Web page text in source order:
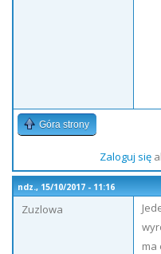
Góra strony
Zaloguj się
ndz., 15/10/2017 - 11:16
Zuzlowa
ma